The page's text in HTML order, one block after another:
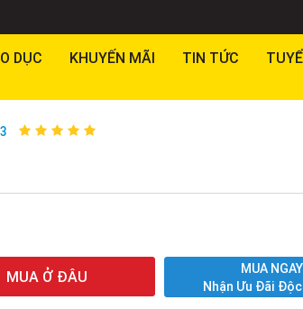
DỤC KHUYẾN MÃI TIN TỨC
MUA Ở ĐÂU
MUA NGAY
Nhận Ưu Đãi Độc